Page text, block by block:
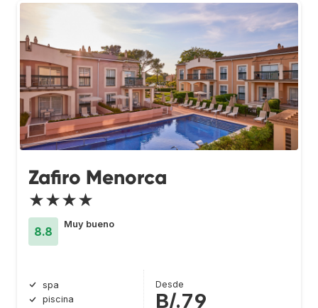
Zafiro Menorca
★★★★
8.8
Muy bueno
spa
piscina
Desde
B/.79